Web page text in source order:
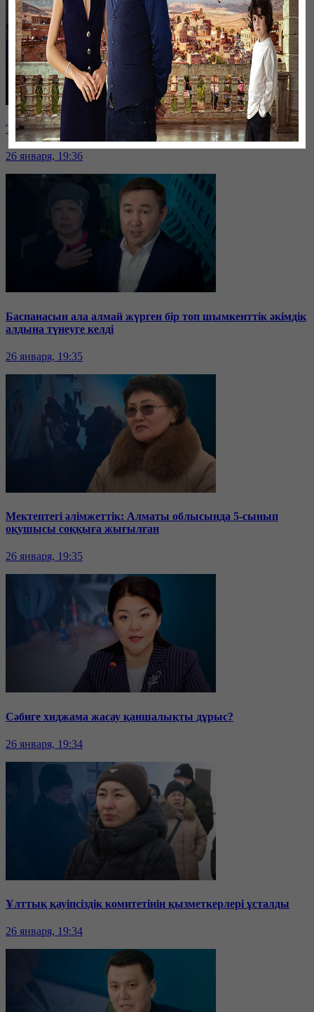
Таразда ТЭЦ қызметкерлері жалақы көтеруді талап етті
26 января, 19:36
Баспанасын ала алмай жүрген бір топ шымкенттік әкімдік
алдына түнеуге келді
26 января, 19:35
Мектептегі әлімжеттік: Алматы облысында 5-сынып
оқушысы соққыға жығылған
26 января, 19:35
Сәбиге хиджама жасау қаншалықты дұрыс?
26 января, 19:34
Ұлттық қауіпсіздік комитетінің қызметкерлері ұсталды
26 января, 19:34